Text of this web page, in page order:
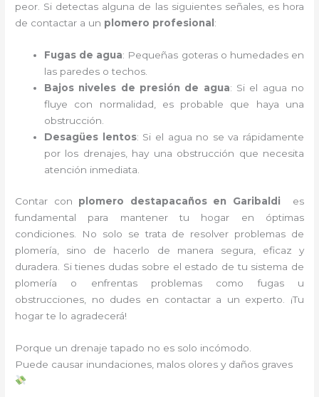
peor. Si detectas alguna de las siguientes señales, es hora
de contactar a un plomero profesional :
Fugas de agua: Pequeñas goteras o humedades en
las paredes o techos.
Bajos niveles de presión de agua: Si el agua no
fluye con normalidad, es probable que haya una
obstrucción.
Desagües lentos: Si el agua no se va rápidamente
por los drenajes, hay una obstrucción que necesita
atención inmediata.
Contar con plomero destapacaños en Garibaldi
es
fundamental para mantener tu hogar en óptimas
condiciones. No solo se trata de resolver problemas de
plomería, sino de hacerlo de manera segura, eficaz y
duradera. Si tienes dudas sobre el estado de tu sistema de
plomería o enfrentas problemas como fugas u
obstrucciones, no dudes en contactar a un experto. ¡Tu
hogar te lo agradecerá!
Porque un drenaje tapado no es solo incómodo.
Puede causar inundaciones, malos olores y daños graves